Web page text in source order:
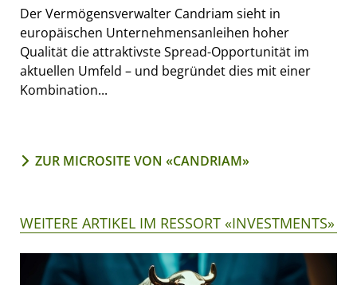
Der Vermögensverwalter Candriam sieht in
europäischen Unternehmensanleihen hoher
Qualität die attraktivste Spread-Opportunität im
aktuellen Umfeld – und begründet dies mit einer
Kombination...
ZUR MICROSITE VON «CANDRIAM»
WEITERE ARTIKEL IM RESSORT «INVESTMENTS»